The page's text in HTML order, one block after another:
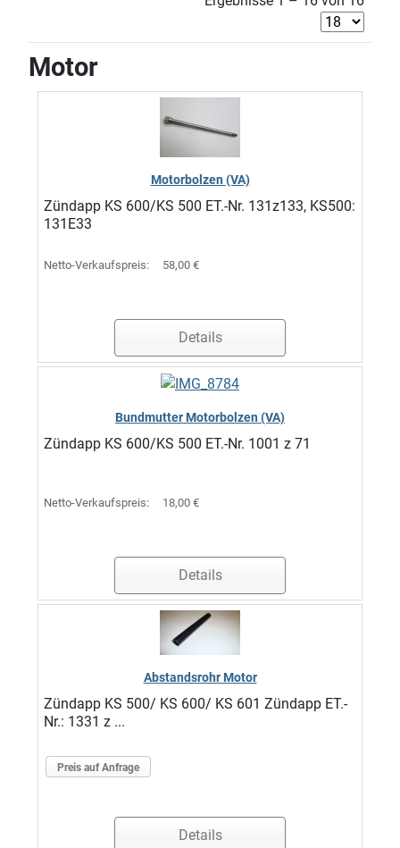
Motor
Motorbolzen (VA)
Zündapp KS 600/KS 500 ET.-Nr. 131z133, KS500:
131E33
Netto-Verkaufspreis: 58,00 €
Details
Bundmutter Motorbolzen (VA)
Zündapp KS 600/KS 500 ET.-Nr. 1001 z 71
Netto-Verkaufspreis: 18,00 €
Details
Abstandsrohr Motor
Zündapp KS 500/ KS 600/ KS 601 Zündapp ET.-
Nr.: 1331 z ...
Preis auf Anfrage
Details